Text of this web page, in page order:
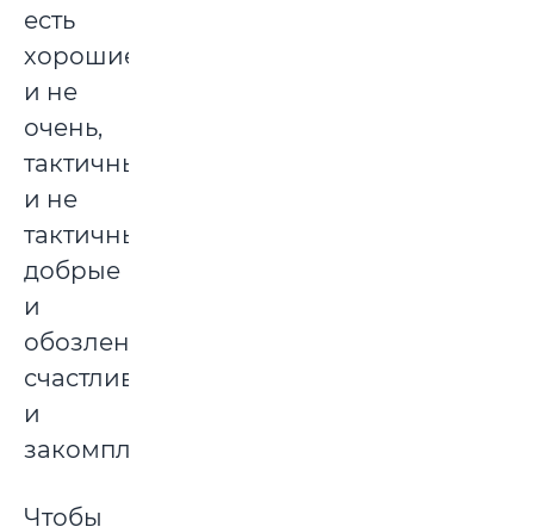
есть
хорошие
и не
очень,
тактичные
и не
тактичные,
добрые
и
обозленные,
счастливые
и
закомплексованные.
Чтобы